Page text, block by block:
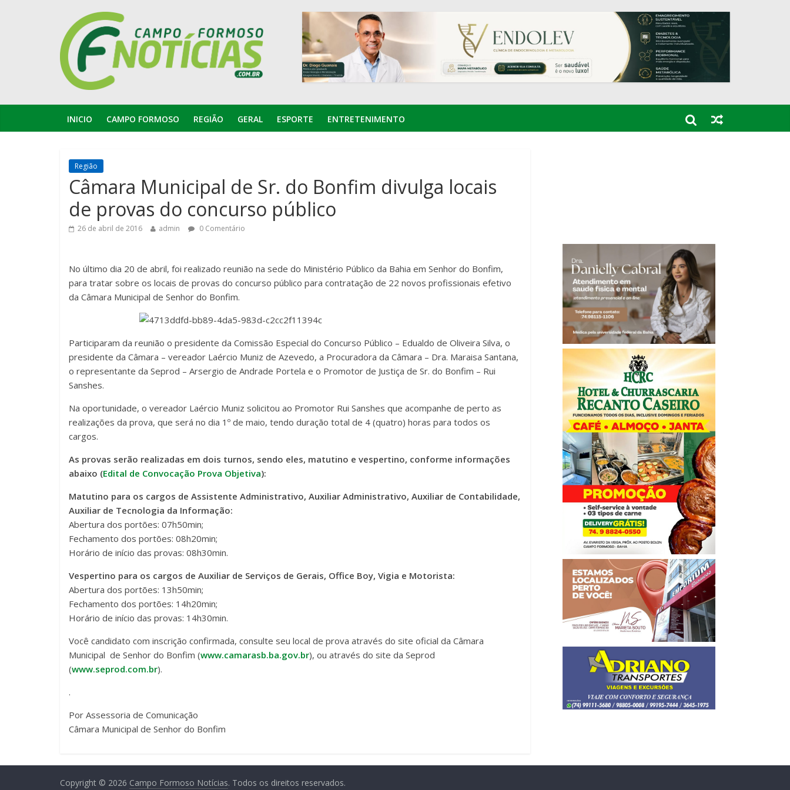
INICIO CAMPO FORMOSO REGIÃO GERAL ESPORTE ENTRETENIMENTO
Região
Câmara Municipal de Sr. do Bonfim divulga locais
de provas do concurso público
26 de abril de 2016 admin 0 Comentário
No último dia 20 de abril, foi realizado reunião na sede do Ministério Público da Bahia em Senhor do Bonfim,
para tratar sobre os locais de provas do concurso público para contratação de 22 novos profissionais efetivo
da Câmara Municipal de Senhor do Bonfim.
Participaram da reunião o presidente da Comissão Especial do Concurso Público – Edualdo de Oliveira Silva, o
presidente da Câmara – vereador Laércio Muniz de Azevedo, a Procuradora da Câmara – Dra. Maraisa Santana,
o representante da Seprod – Arsergio de Andrade Portela e o Promotor de Justiça de Sr. do Bonfim – Rui
Sanshes.
Na oportunidade, o vereador Laércio Muniz solicitou ao Promotor Rui Sanshes que acompanhe de perto as
realizações da prova, que será no dia 1º de maio, tendo duração total de 4 (quatro) horas para todos os
cargos.
As provas serão realizadas em dois turnos, sendo eles, matutino e vespertino, conforme informações
abaixo (Edital de Convocação Prova Objetiva):
Matutino para os cargos de Assistente Administrativo, Auxiliar Administrativo, Auxiliar de Contabilidade,
Auxiliar de Tecnologia da Informação:
Abertura dos portões: 07h50min;
Fechamento dos portões: 08h20min;
Horário de início das provas: 08h30min.
Vespertino para os cargos de Auxiliar de Serviços de Gerais, Office Boy, Vigia e Motorista:
Abertura dos portões: 13h50min;
Fechamento dos portões: 14h20min;
Horário de início das provas: 14h30min.
Você candidato com inscrição confirmada, consulte seu local de prova através do site oficial da Câmara
Municipal de Senhor do Bonfim (www.camarasb.ba.gov.br), ou através do site da Seprod
(www.seprod.com.br).
.
Por Assessoria de Comunicação
Câmara Municipal de Senhor do Bonfim
Copyright © 2026 Campo Formoso Notícias. Todos os direitos reservados.